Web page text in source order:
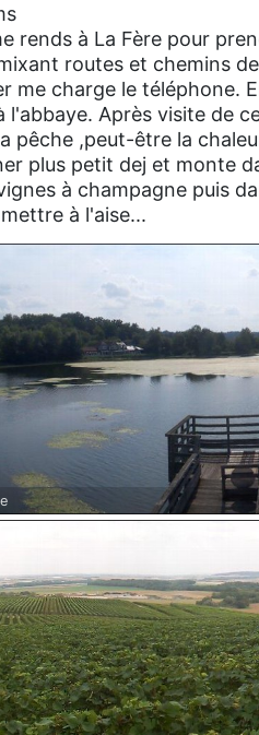
rends à La Fère pour
routes et chemins
me charge le téléphone.
Après visite de
pêche ,peut-être la
plus petit dej et monte
à champagne puis
à l'aise...